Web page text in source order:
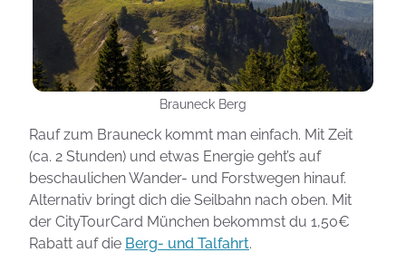
Brauneck Berg
Rauf zum Brauneck kommt man einfach. Mit Zeit
(ca. 2 Stunden) und etwas Energie geht’s auf
beschaulichen Wander- und Forstwegen hinauf.
Alternativ bringt dich die Seilbahn nach oben. Mit
der CityTourCard München bekommst du 1,50€
Rabatt auf die Berg- und Talfahrt.